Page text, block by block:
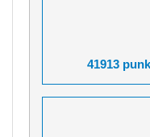
41913